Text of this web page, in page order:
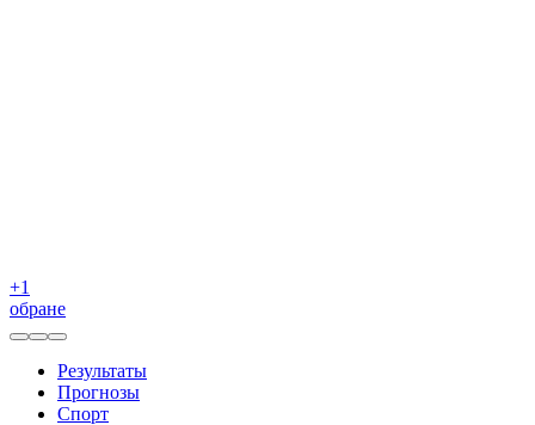
+1
обране
Результаты
Прогнозы
Спорт